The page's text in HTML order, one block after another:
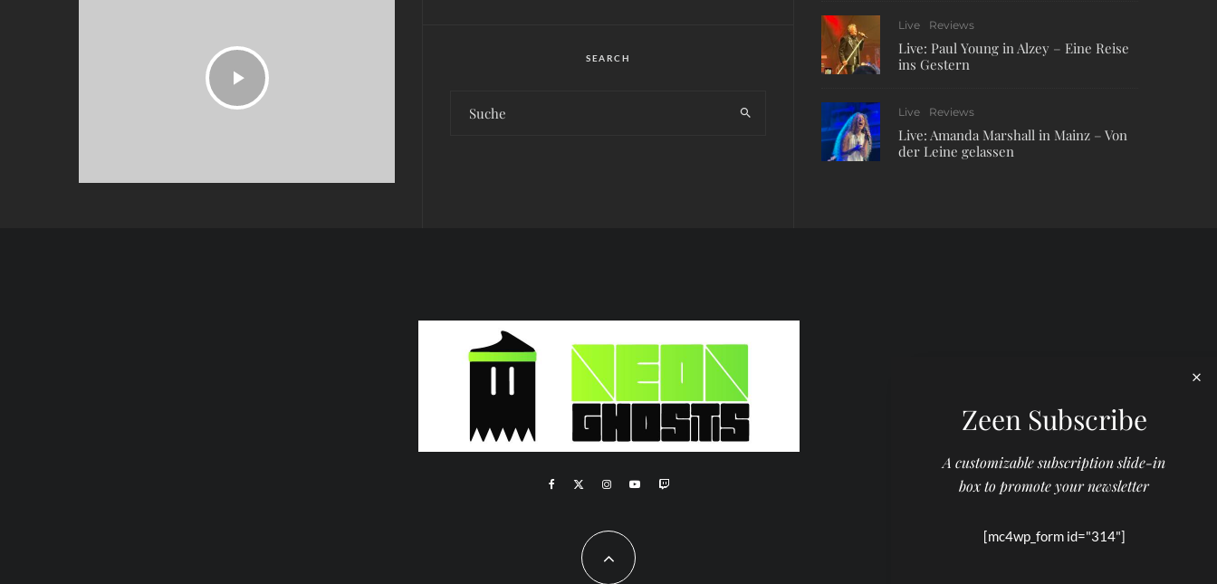
SEARCH
Live Reviews
Live: Paul Young in Alzey – Eine Reise
ins Gestern
Live Reviews
Live: Amanda Marshall in Mainz – Von
der Leine gelassen
Zeen Subscribe
A customizable subscription slide-in
box to promote your newsletter
[mc4wp_form id="314"]